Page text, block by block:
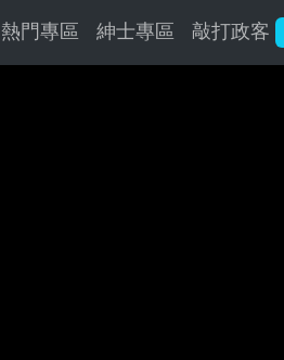
熱門專區 紳士專區 敲打政客